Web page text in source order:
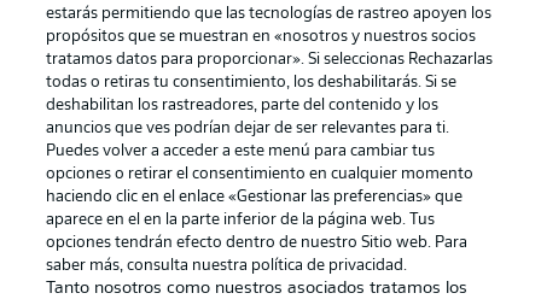
Publicidad Aviso legal
Gestionar las preferencias Declaracion de privacidad
estarás permitiendo que las tecnologías de rastreo apoyen los
propósitos que se muestran en «nosotros y nuestros socios
tratamos datos para proporcionar». Si seleccionas Rechazarlas
todas o retiras tu consentimiento, los deshabilitarás. Si se
deshabilitan los rastreadores, parte del contenido y los
anuncios que ves podrían dejar de ser relevantes para ti.
Puedes volver a acceder a este menú para cambiar tus
opciones o retirar el consentimiento en cualquier momento
haciendo clic en el enlace «Gestionar las preferencias» que
aparece en el en la parte inferior de la página web. Tus
opciones tendrán efecto dentro de nuestro Sitio web. Para
saber más, consulta nuestra política de privacidad.
Tanto nosotros como nuestros asociados tratamos los